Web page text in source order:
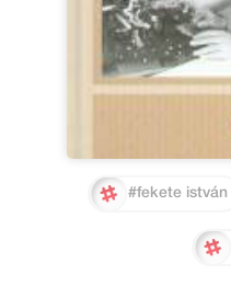
#fekete istván